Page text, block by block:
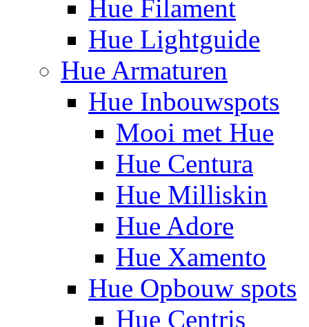
Hue Filament
Hue Lightguide
Hue Armaturen
Hue Inbouwspots
Mooi met Hue
Hue Centura
Hue Milliskin
Hue Adore
Hue Xamento
Hue Opbouw spots
Hue Centris